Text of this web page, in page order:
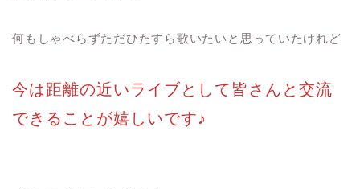
何もしゃべらずただひたすら歌いたいと思っていたけれど
今は距離の近いライブとして皆さんと交流
できることが嬉しいです♪